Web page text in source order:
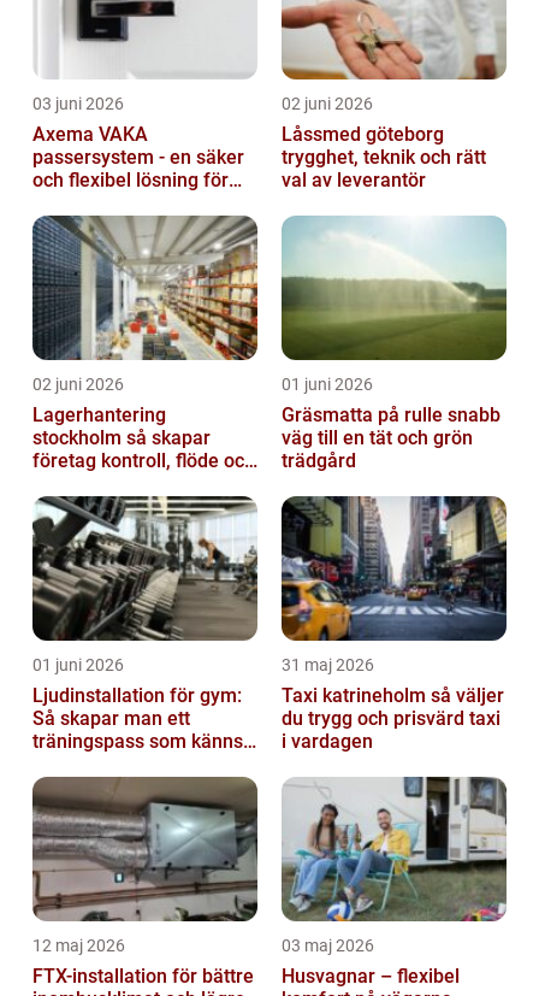
03 juni 2026
Axema VAKA
passersystem - en säker
och flexibel lösning för
02 juni 2026
Låssmed göteborg
trygghet, teknik och rätt
val av leverantör
02 juni 2026
Lagerhantering
stockholm så skapar
företag kontroll, flöde och
01 juni 2026
Gräsmatta på rulle snabb
väg till en tät och grön
trädgård
01 juni 2026
Ljudinstallation för gym:
Så skapar man ett
träningspass som känns i
31 maj 2026
Taxi katrineholm så väljer
du trygg och prisvärd taxi
i vardagen
12 maj 2026
FTX-installation för bättre
03 maj 2026
Husvagnar – flexibel